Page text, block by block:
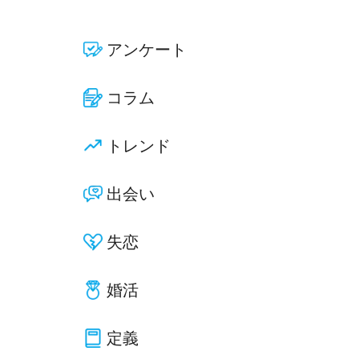
アンケート
コラム
トレンド
出会い
失恋
婚活
定義